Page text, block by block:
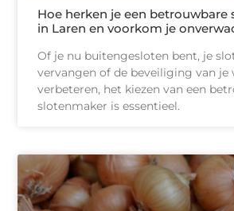
Hoe herken je een betrouwbare
in Laren en voorkom je
Of je nu buitengesloten bent, je
vervangen of de beveiliging van
verbeteren, het kiezen van een
slotenmaker is essentieel.